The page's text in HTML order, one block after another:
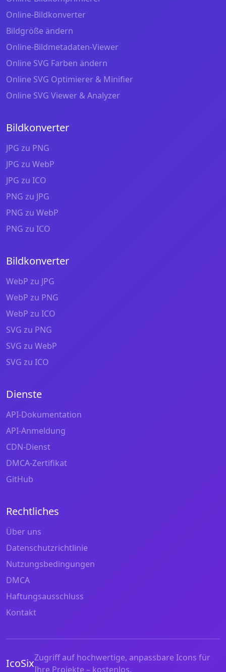
Online-Bildkonverter
Bildgröße ändern
Online-Bildmetadaten-Viewer
Online SVG Farben ändern
Online SVG Optimierer & Minifier
Online SVG Viewer & Analyzer
Bildkonverter
JPG zu PNG
JPG zu WebP
JPG zu ICO
PNG zu JPG
PNG zu WebP
PNG zu ICO
Bildkonverter
WebP zu JPG
WebP zu PNG
WebP zu ICO
SVG zu PNG
SVG zu WebP
SVG zu ICO
Dienste
API-Dokumentation
API-Anmeldung
CDN-Dienst
DMCA-Zertifikat
GitHub
Rechtliches
Über uns
Datenschutzrichtlinie
Nutzungsbedingungen
DMCA
Haftungsausschluss
Kontakt
IcoSixZugriff auf hochwertige, anpassbare Icons für
Ihre Projekte – kostenlos.